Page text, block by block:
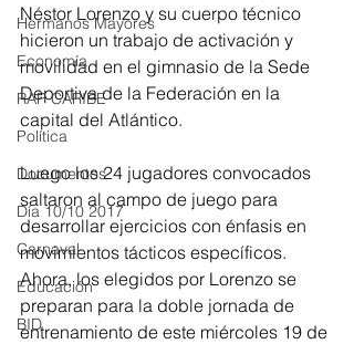
Hermanos Mayores
Economía
RAP CARIBE
Política
Documentos
Día 10/10 2017
Carnaval
Educación
BID
Néstor Lorenzo y su cuerpo técnico
hicieron un trabajo de activación y
movilidad en el gimnasio de la Sede
Deportiva de la Federación en la
capital del Atlántico.
Luego los 24 jugadores convocados
saltaron al campo de juego para
desarrollar ejercicios con énfasis en
movimientos tácticos específicos.
Ahora, los elegidos por Lorenzo se
preparan para la doble jornada de
entrenamiento de este miércoles 19 de